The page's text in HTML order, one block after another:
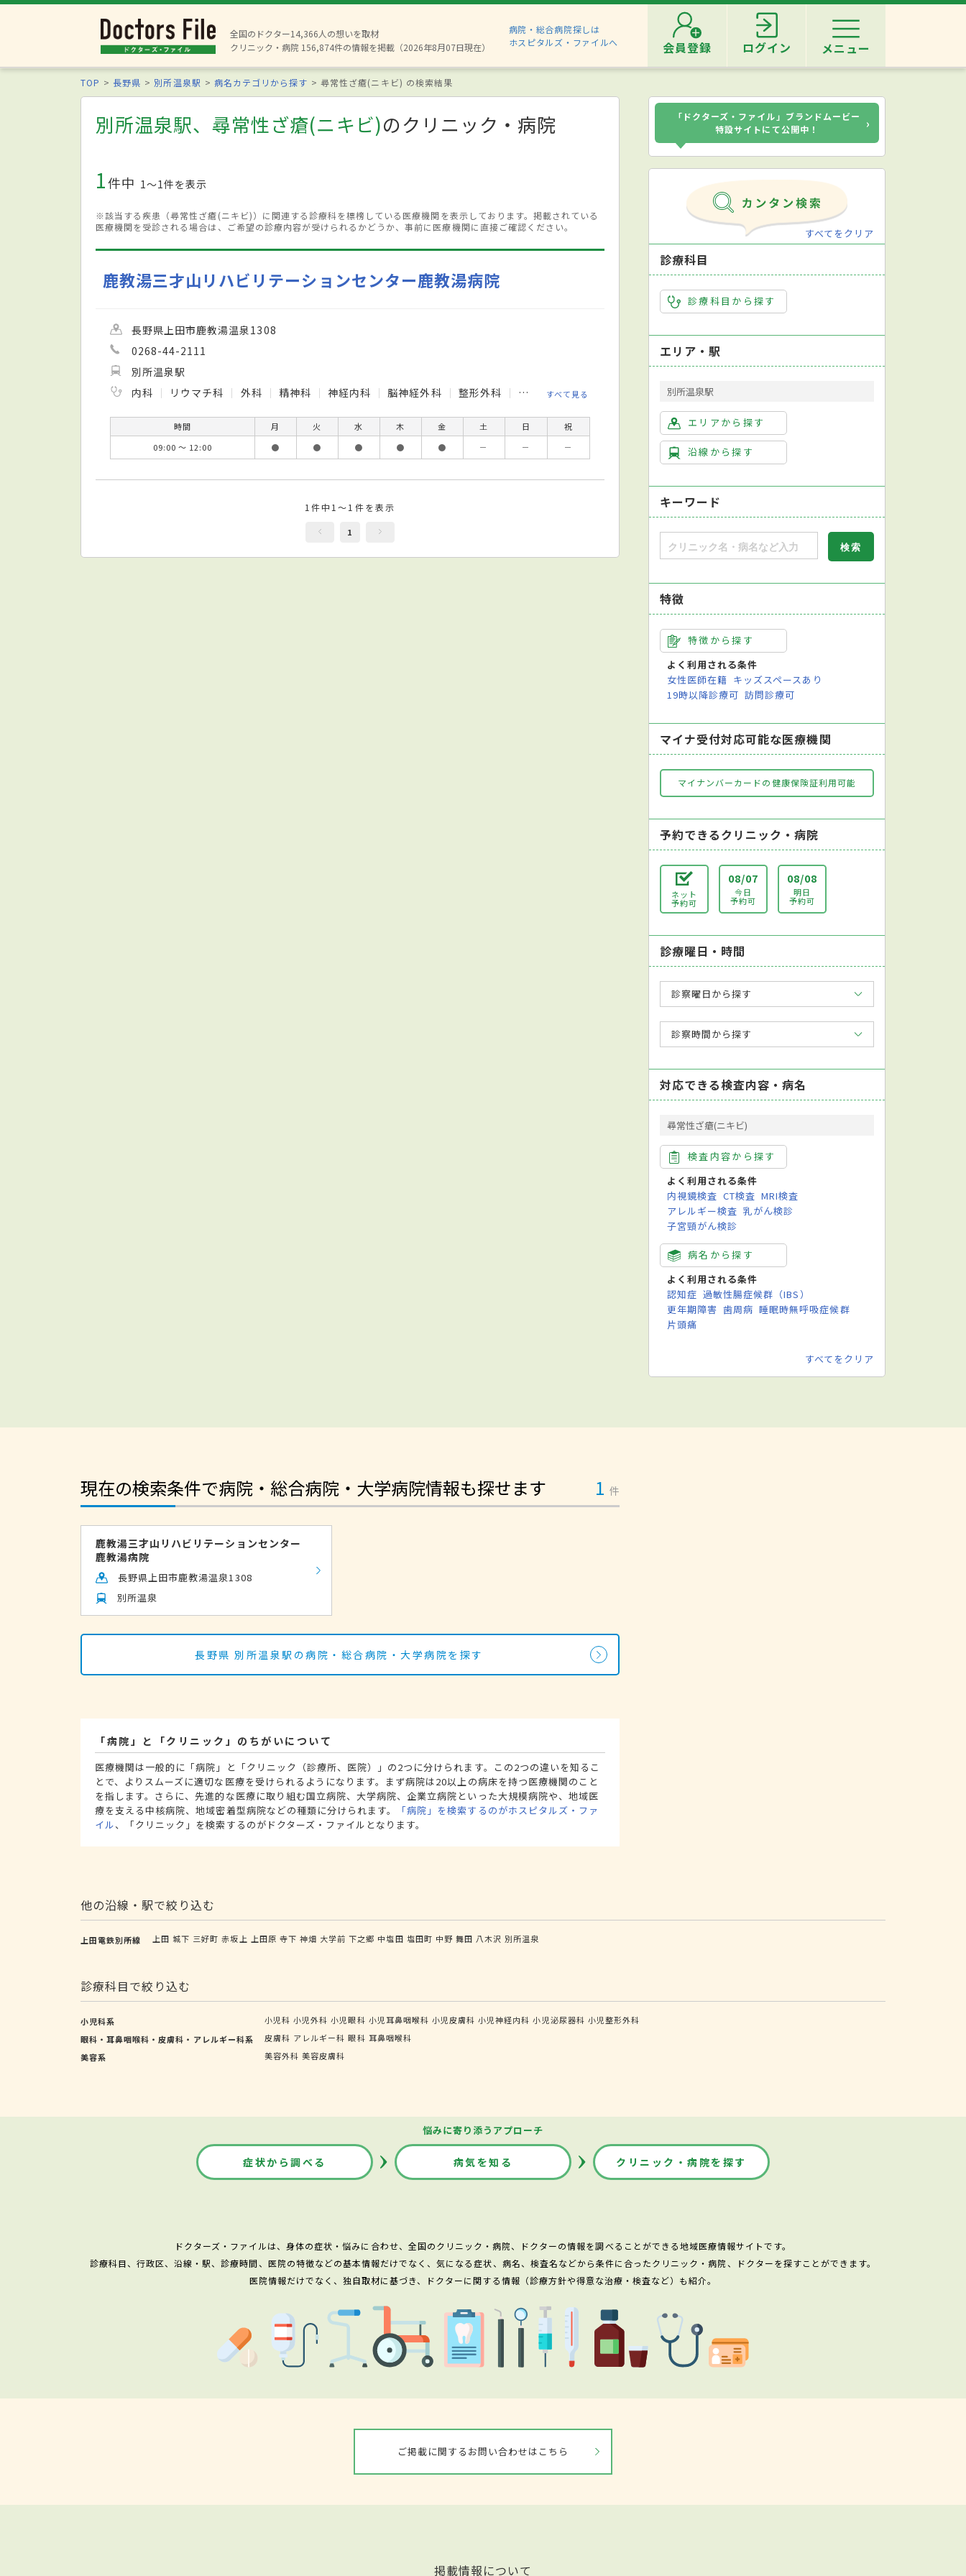
全国のドクター14,366人の想いを取材
クリニック・病院 156,874件の情報を掲載（2026年8月07日現在）
病院・総合病院探しは
ホスピタルズ・ファイルへ
会員登録 ログイン メニュー
TOP 長野県 別所温泉駅 病名カテゴリから探す 尋常性ざ瘡(ニキビ) の検索結果
別所温泉駅、尋常性ざ瘡(ニキビ)のクリニック・病院
1件中 1〜1件を表示
※該当する疾患（尋常性ざ瘡(ニキビ)）に関連する診療科を標榜している医療機関を表示しております。掲載されている
医療機関を受診される場合は、ご希望の診療内容が受けられるかどうか、事前に医療機関に直接ご確認ください。
鹿教湯三才山リハビリテーションセンター鹿教湯病院
長野県上田市鹿教湯温泉1308
0268-44-2111
別所温泉駅
内科
リウマチ科 外科 精神科 神経内科 脳神経外科 整形外科 皮膚科 泌尿器科 耳鼻咽喉科
すべて見る
時間 月 火 水 木 金 土 日
祝
09:00 ～ 12:00
● ● ● ● ● － － －
1件中1～1件を表示
1
「ドクターズ・ファイル」ブランドムービー
特設サイトにて公開中！
›
すべてをクリア
診療科目
診療科目から探す
エリア・駅
別所温泉駅
エリアから探す
沿線から探す
キーワード
特徴
特徴から探す
よく利用される条件
女性医師在籍 キッズスペースあり
19時以降診療可 訪問診療可
マイナ受付対応可能な医療機関
マイナンバーカードの健康保険証利用可能
予約できるクリニック・病院
ネット
予約可
08/07
今日
予約可
08/08
明日
予約可
診療曜日・時間
診察曜日から探す
診察時間から探す
対応できる検査内容・病名
尋常性ざ瘡(ニキビ)
検査内容から探す
よく利用される条件
内視鏡検査 CT検査 MRI検査
アレルギー検査 乳がん検診
子宮頸がん検診
病名から探す
よく利用される条件
認知症 過敏性腸症候群（IBS）
更年期障害 歯周病 睡眠時無呼吸症候群
片頭痛
すべてをクリア
現在の検索条件で病院・総合病院・大学病院情報も探せます 1 件
鹿教湯三才山リハビリテーションセンター
鹿教湯病院
長野県上田市鹿教湯温泉1308
別所温泉
長野県 別所温泉駅の病院・総合病院・大学病院を探す
「病院」と「クリニック」のちがいについて
医療機関は一般的に「病院」と「クリニック（診療所、医院）」の2つに分けられます。この2つの違いを知るこ
とで、よりスムーズに適切な医療を受けられるようになります。まず病院は20以上の病床を持つ医療機関のこと
を指します。さらに、先進的な医療に取り組む国立病院、大学病院、企業立病院といった大規模病院や、地域医
療を支える中核病院、地域密着型病院などの種類に分けられます。
「病院」を検索するのがホスピタルズ・ファ
イル、「クリニック」を検索するのがドクターズ・ファイルとなります。
他の沿線・駅で絞り込む
上田電鉄別所線 上田 城下 三好町 赤坂上 上田原 寺下 神畑 大学前 下之郷 中塩田 塩田町 中野 舞田 八木沢 別所温泉
診療科目で絞り込む
小児科系 小児科 小児外科 小児眼科 小児耳鼻咽喉科 小児皮膚科 小児神経内科 小児泌尿器科 小児整形外科
眼科・耳鼻咽喉科・皮膚科・アレルギー科系
皮膚科 アレルギー科 眼科 耳鼻咽喉科
美容系
美容外科 美容皮膚科
悩みに寄り添うアプローチ
症状から調べる 病気を知る クリニック・病院を探す
ドクターズ・ファイルは、身体の症状・悩みに合わせ、全国のクリニック・病院、ドクターの情報を調べることができる地域医療情報サイトです。
診療科目、行政区、沿線・駅、診療時間、医院の特徴などの基本情報だけでなく、気になる症状、病名、検査名などから条件に合ったクリニック・病院、ドクターを探すことができます。
医院情報だけでなく、独自取材に基づき、ドクターに関する情報（診療方針や得意な治療・検査など）も紹介。
ご掲載に関するお問い合わせはこちら
掲載情報について